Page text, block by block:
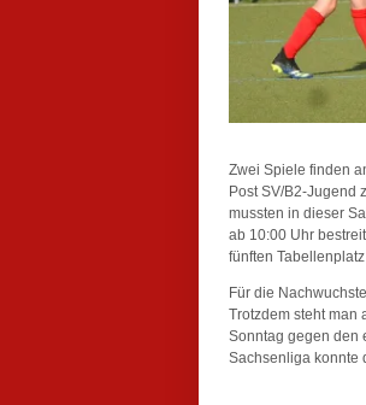
Zwei Spiele finden
Post SV/B2-Jugend
mussten in dieser
ab 10:00 Uhr
fünften
Für die
Trotzdem steht man
Sonntag gegen den
Sachsenliga konnte